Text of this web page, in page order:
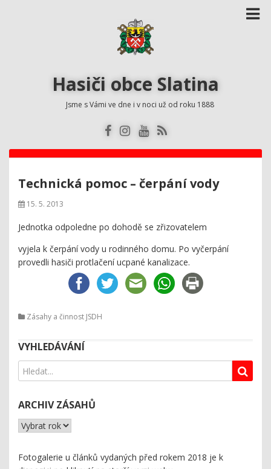
Hasiči obce Slatina
Jsme s Vámi ve dne i v noci už od roku 1888
Technická pomoc – čerpání vody
15. 5. 2013
Jednotka odpoledne po dohodě se zřizovatelem
vyjela k čerpání vody u rodinného domu. Po vyčerpání
provedli hasiči protlačení ucpané kanalizace.
Zásahy a činnost JSDH
VYHLEDÁVÁNÍ
ARCHIV ZÁSAHŮ
Fotogalerie u článků vydaných před rokem 2018 je k